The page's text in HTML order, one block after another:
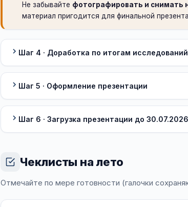
Не забывайте фотографировать и снимать
материал пригодится для финальной
Шаг 4 · Доработка по итогам исследований
Шаг 5 · Оформление презентации
Шаг 6 · Загрузка презентации до 30.07.2026
Чеклисты на лето
Отмечайте по мере готовности (галочки